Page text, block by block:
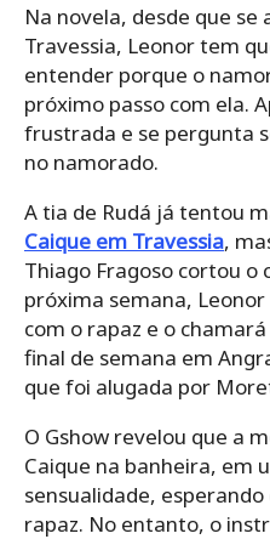
Na novela, desde que
Travessia, Leonor tem
entender porque o
próximo passo com ela.
frustrada e se pergunta
no namorado.
A tia de Rudá já tentou
Caique em Travessia,
Thiago Fragoso cortou o
próxima semana,
com o rapaz e o
final de semana em
que foi alugada por
O Gshow revelou que a
Caique na banheira, em
sensualidade,
rapaz. No entanto, o